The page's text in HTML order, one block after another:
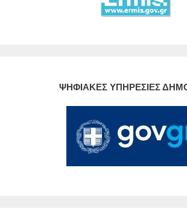
ΨΗΦΙΑΚΕΣ ΥΠΗΡΕΣΙΕΣ